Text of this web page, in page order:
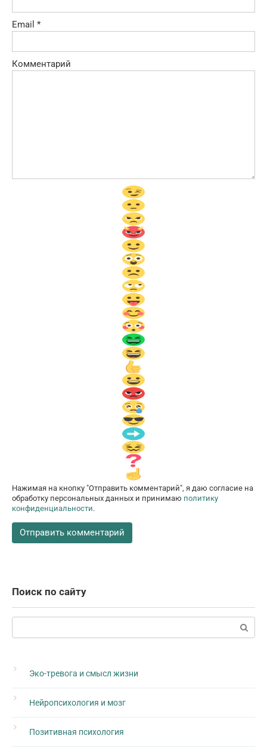
Email *
Комментарий
Нажимая на кнопку "Отправить комментарий", я даю согласие на
обработку персональных данных и принимаю политику
конфиденциальности.
Поиск по сайту
Эко-тревога и смысл жизни
Нейропсихология и мозг
Позитивная психология